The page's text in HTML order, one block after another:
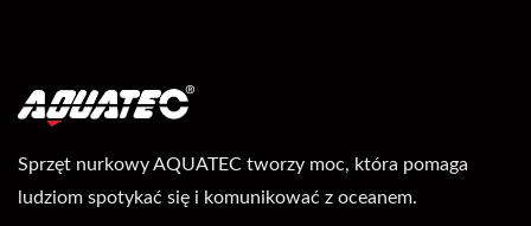
Sprzęt nurkowy AQUATEC tworzy moc, która pomaga
ludziom spotykać się i komunikować z oceanem.